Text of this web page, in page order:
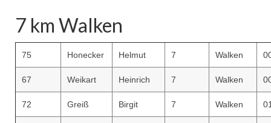
7 km Walken
75 Honecker Helmut 7 Walken
67 Weikart Heinrich 7 Walken
72 Greiß Birgit 7 Walken